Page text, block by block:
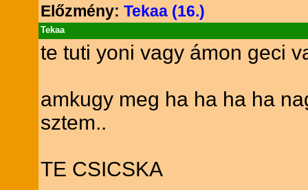
Előzmény: Tekaa (16.)
Tekaa
te tuti yoni vagy ámon geci
amkugy meg ha ha ha ha
sztem..
TE CSICSKA